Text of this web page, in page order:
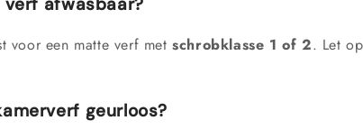
voor een matte verf metschrobklasse 1 of 2. Let
geurloos?